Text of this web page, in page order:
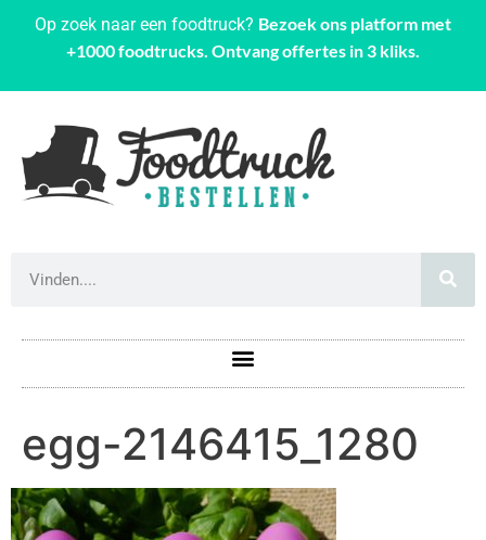
Op zoek naar een foodtruck? Bezoek ons platform met
+1000 foodtrucks. Ontvang offertes in 3 kliks.
egg-2146415_1280